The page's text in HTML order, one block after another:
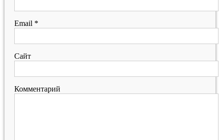
Email *
Сайт
Комментарий